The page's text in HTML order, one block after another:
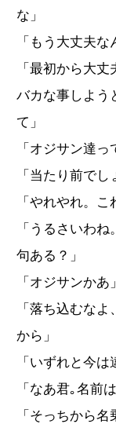
な」
「もう大丈夫な
「最初から大
バカな事しよう
て」
「オジサン達
「当たり前でし
「やれやれ。
「うるさいわ
句ある？」
「オジサンかあ」
「落ち込むな
から」
「いずれと今は
「なあ君｡名前
「そっちから名